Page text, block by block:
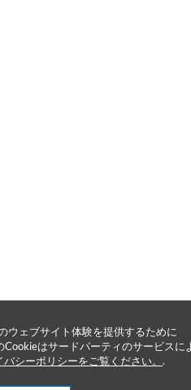
ウェブサイト体験を提供するために
はサードパーティのサービスに
バシーポリシーをご覧ください。 .